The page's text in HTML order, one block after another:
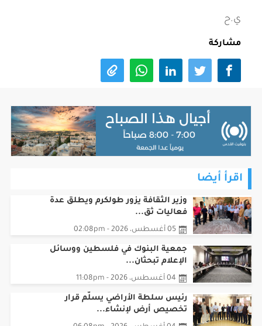
ي.ح
مشاركة
اقرأ أيضا
وزير الثقافة يزور طولكرم ويطلق عدة
فعاليات ثق...
05 أغسطس، 2026 - 02:08pm
جمعية البنوك في فلسطين ووسائل
الإعلام تبحثان...
04 أغسطس، 2026 - 11:08pm
رئيس سلطة الأراضي يسلّم قرار
تخصيص أرض لإنشاء...